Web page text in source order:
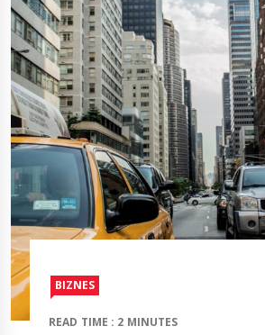
BIZNES
READ TIME : 2 MINUTES